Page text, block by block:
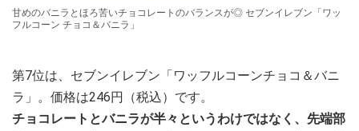
甘めのバニラとほろ苦いチョコレートのバランスが◎ セブンイレブン「ワッ
フルコーン チョコ＆バニラ」
第7位は、セブンイレブン「ワッフルコーンチョコ＆バニ
ラ」。価格は246円（税込）です。
チョコレートとバニラが半々というわけではなく、先端部